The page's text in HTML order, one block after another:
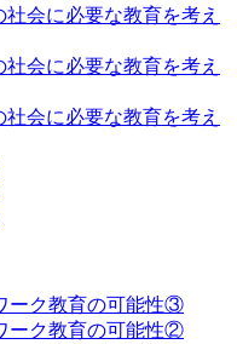
社会に必要な教育を考え
社会に必要な教育を考え
社会に必要な教育を考え
ーク教育の可能性③
ーク教育の可能性②